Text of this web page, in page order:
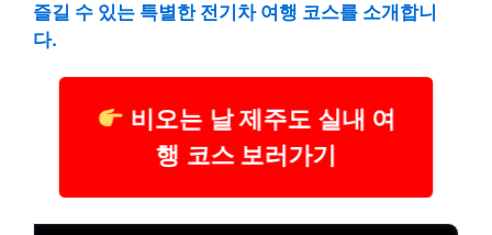
즐길 수 있는 특별한 전기차 여행 코스를 소개합니
다.
비오는 날 제주도 실내 여
행 코스 보러가기